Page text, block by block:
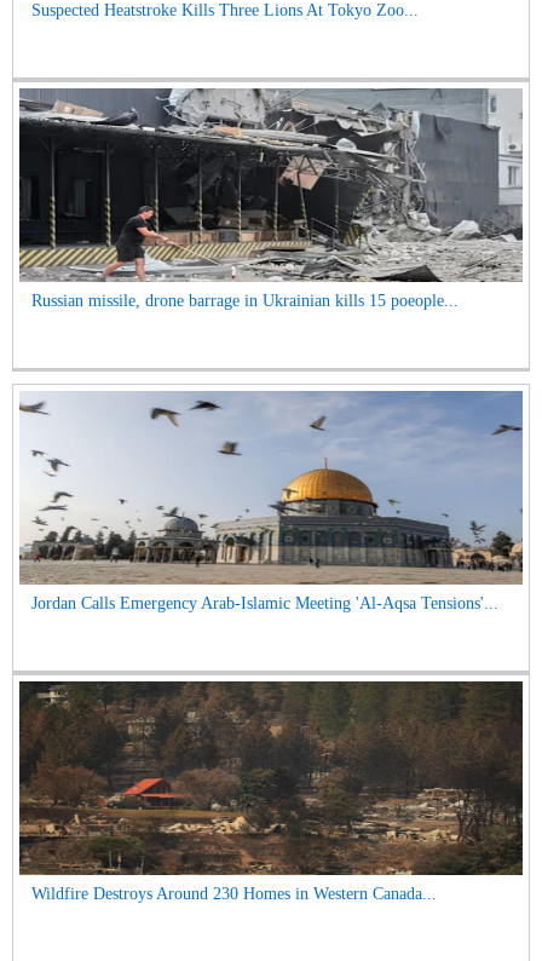
Suspected Heatstroke Kills Three Lions At Tokyo Zoo...
Russian missile, drone barrage in Ukrainian kills 15 poeople...
Jordan Calls Emergency Arab-Islamic Meeting 'Al-Aqsa Tensions'...
Wildfire Destroys Around 230 Homes in Western Canada...